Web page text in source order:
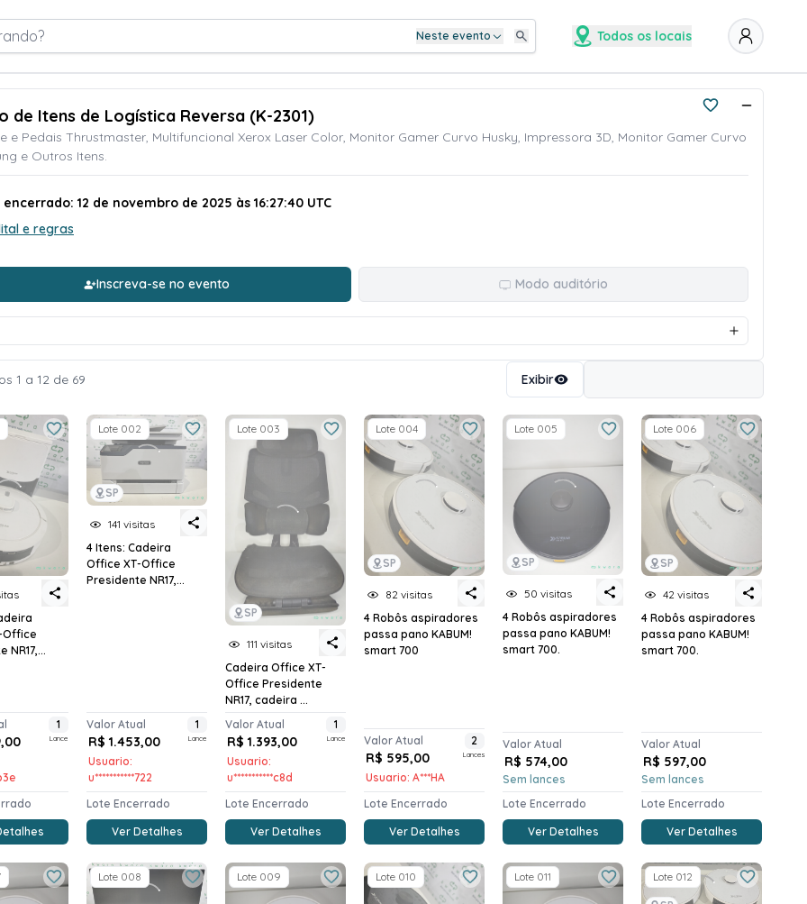
Neste evento Todos os locais
de Itens de Logística Reversa (K-2301)
e Pedais Thrustmaster, Multifuncional Xerox Laser Color, Monitor Gamer Curvo Husky, Impressora 3D, Monitor Gamer Curvo
e Outros Itens.
12 de novembro de 2025 às 16:27:40 UTC
e regras
Inscreva-se no evento Modo auditório
1 a 12 de 69 Exibir
Office
NR17,...
1
Lance
SP
Lote 002
141 visitas
4 Itens: Cadeira
Office XT-Office
Presidente NR17,...
Valor Atual
R$ 1.453,00
Usuario:
u***********722
1
Lance
Lote Encerrado
Ver Detalhes
SP
Lote 003
111 visitas
Cadeira Office XT-
Office Presidente
NR17, cadeira ...
Valor Atual
R$ 1.393,00
Usuario:
u***********c8d
1
Lance
Lote Encerrado
Ver Detalhes
SP
Lote 004
82 visitas
4 Robôs aspiradores
passa pano KABUM!
smart 700
Valor Atual
R$ 595,00
Usuario: A***HA
2
Lances
Lote Encerrado
Ver Detalhes
SP
Lote 005
50 visitas
4 Robôs aspiradores
passa pano KABUM!
smart 700.
Valor Atual
R$ 574,00
Sem lances
Lote Encerrado
Ver Detalhes
SP
Lote 006
42 visitas
4 Robôs aspiradores
passa pano KABUM!
smart 700.
Valor Atual
R$ 597,00
Sem lances
Lote Encerrado
Ver Detalhes
Lote 008 Lote 009 Lote 010 Lote 011 Lote 012